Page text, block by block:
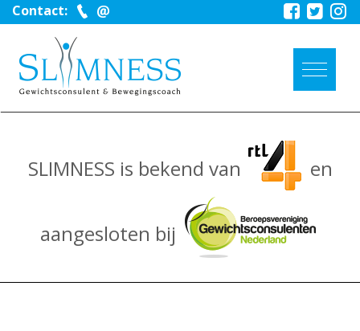
Contact:
SLIMNESS is bekend van en
aangesloten bij